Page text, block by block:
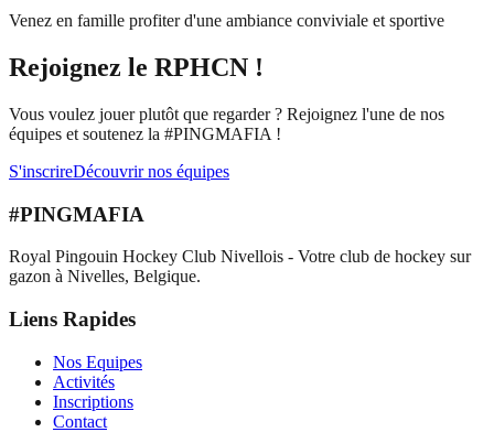
Venez en famille profiter d'une ambiance conviviale et sportive
Rejoignez le RPHCN !
Vous voulez jouer plutôt que regarder ? Rejoignez l'une de nos
équipes et soutenez la #PINGMAFIA !
S'inscrireDécouvrir nos équipes
#PINGMAFIA
Royal Pingouin Hockey Club Nivellois - Votre club de hockey sur
gazon à Nivelles, Belgique.
Liens Rapides
Nos Equipes
Activités
Inscriptions
Contact